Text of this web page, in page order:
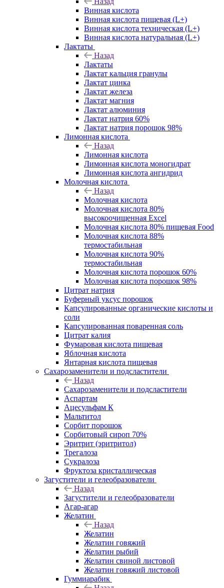
Винная кислота
Винная кислота пищевая (L+)
Винная кислота техническая (L+)
Винная кислота натуральная (L+)
Лактаты
Назад
Лактаты
Лактат кальция гранулы
Лактат цинка
Лактат железа
Лактат магния
Лактат алюминия
Лактат натрия 60%
Лактат натрия порошок 98%
Лимонная кислота
Назад
Лимонная кислота
Лимонная кислота моногидрат
Лимонная кислота ангидрид
Молочная кислота
Назад
Молочная кислота
Молочная кислота 80%
высокоочищенная Excel
Молочная кислота 80% пищевая Food
Молочная кислота 88%
термостабильная
Молочная кислота 90%
термостабильная
Молочная кислота порошок 60%
Молочная кислота порошок 98%
Цитрат натрия
Буферный уксус порошок
Капсулированные органические кислоты и
соли
Капсулированная поваренная соль
Цитрат калия
Фумаровая кислота пищевая
Яблочная кислота
Янтарная кислота пищевая
Сахарозаменители и подсластители
Назад
Сахарозаменители и подсластители
Аспартам
Ацесульфам К
Мальтитол
Сорбит порошок
Сорбитовый сироп 70%
Эритрит (эритритол)
Трегалоза
Сукралоза
Фруктоза кристаллическая
Загустители и гелеобразователи
Назад
Загустители и гелеобразователи
Агар-агар
Желатин
Назад
Желатин
Желатин говяжий
Желатин рыбий
Желатин свиной листовой
Желатин говяжий листовой
Гуммиарабик